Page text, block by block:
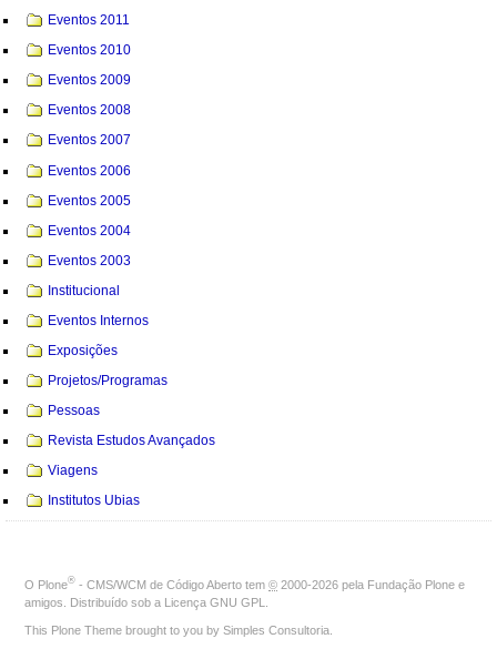
Eventos 2011
Eventos 2010
Eventos 2009
Eventos 2008
Eventos 2007
Eventos 2006
Eventos 2005
Eventos 2004
Eventos 2003
Institucional
Eventos Internos
Exposições
Projetos/Programas
Pessoas
Revista Estudos Avançados
Viagens
Institutos Ubias
O Plone® - CMS/WCM de Código Aberto tem © 2000-2026 pela Fundação Plone e
amigos. Distribuído sob a Licença GNU GPL
This Plone Theme brought to you by Simples Consultoria